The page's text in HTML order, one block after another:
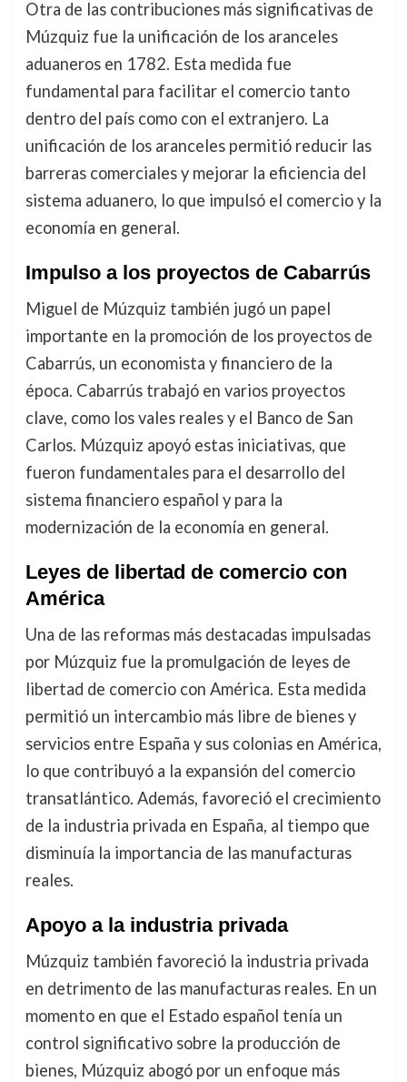
Otra de las contribuciones más significativas de
Múzquiz fue la unificación de los aranceles
aduaneros en 1782. Esta medida fue
fundamental para facilitar el comercio tanto
dentro del país como con el extranjero. La
unificación de los aranceles permitió reducir las
barreras comerciales y mejorar la eficiencia del
sistema aduanero, lo que impulsó el comercio y la
economía en general.
Impulso a los proyectos de Cabarrús
Miguel de Múzquiz también jugó un papel
importante en la promoción de los proyectos de
Cabarrús, un economista y financiero de la
época. Cabarrús trabajó en varios proyectos
clave, como los vales reales y el Banco de San
Carlos. Múzquiz apoyó estas iniciativas, que
fueron fundamentales para el desarrollo del
sistema financiero español y para la
modernización de la economía en general.
Leyes de libertad de comercio con
América
Una de las reformas más destacadas impulsadas
por Múzquiz fue la promulgación de leyes de
libertad de comercio con América. Esta medida
permitió un intercambio más libre de bienes y
servicios entre España y sus colonias en América,
lo que contribuyó a la expansión del comercio
transatlántico. Además, favoreció el crecimiento
de la industria privada en España, al tiempo que
disminuía la importancia de las manufacturas
reales.
Apoyo a la industria privada
Múzquiz también favoreció la industria privada
en detrimento de las manufacturas reales. En un
momento en que el Estado español tenía un
control significativo sobre la producción de
bienes, Múzquiz abogó por un enfoque más